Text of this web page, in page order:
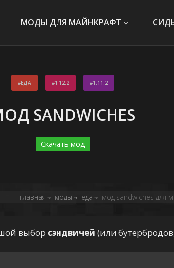
МОДЫ ДЛЯ МАЙНКРАФТ
ЕДА 1.12.2 1.11.2
SANDWICHES
Скачать мод
главная ➔ моды ➔ еда ➔ мод sandwiches для
выбор сэндвичей (или